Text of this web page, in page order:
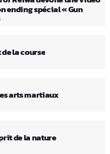
ending spécial « Gun
la course
arts martiaux
de la nature